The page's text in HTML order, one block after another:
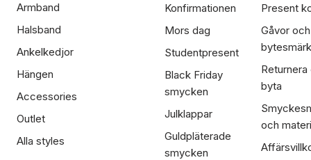
Armband
Halsband
Ankelkedjor
Hängen
Accessories
Outlet
Alla styles
Konfirmationen
Mors dag
Studentpresent
Black Friday
smycken
Julklappar
Guldpläterade
smycken
Present
Gåvor och
Returnera
byta
och